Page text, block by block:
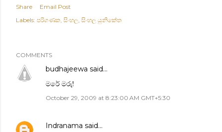
Share
Email Post
Labels: පරිගණක සිංහල සිංහල යුනිකේත
COMMENTS
budhajeewa said…
මරේ මරු!
October 29, 2009 at 8:23:00 AM GMT+5:30
Indranama said…